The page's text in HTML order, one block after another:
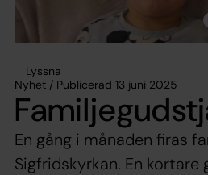
Lyssna
Nyhet / Publicerad 13 juni 2025
En gång i månaden firas
Sigfridskyrkan. En